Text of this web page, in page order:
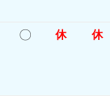
〇 休 休